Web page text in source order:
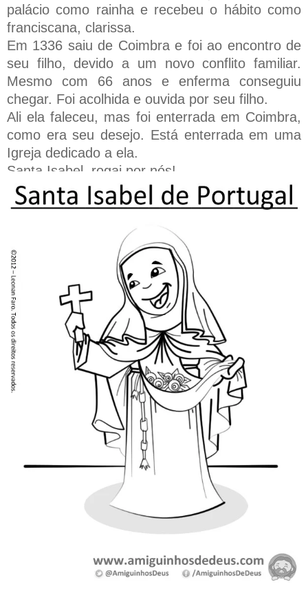
palácio como rainha e recebeu o hábito como
franciscana, clarissa.
Em 1336 saiu de Coimbra e foi ao encontro de
seu filho, devido a um novo conflito familiar.
Mesmo com 66 anos e enferma conseguiu
chegar. Foi acolhida e ouvida por seu filho.
Ali ela faleceu, mas foi enterrada em Coimbra,
como era seu desejo. Está enterrada em uma
Igreja dedicado a ela.
Santa Isabel, rogai por nós!